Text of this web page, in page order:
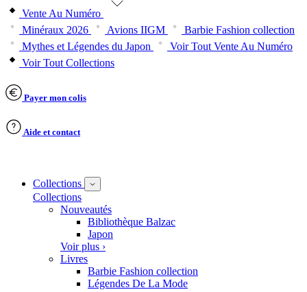
Vente Au Numéro
Minéraux 2026
Avions IIGM
Barbie Fashion collection
Mythes et Légendes du Japon
Voir Tout Vente Au Numéro
Voir Tout Collections
Payer mon colis
Aide et contact
Collections
Collections
Nouveautés
Bibliothèque Balzac
Japon
Voir plus ›
Livres
Barbie Fashion collection
Légendes De La Mode